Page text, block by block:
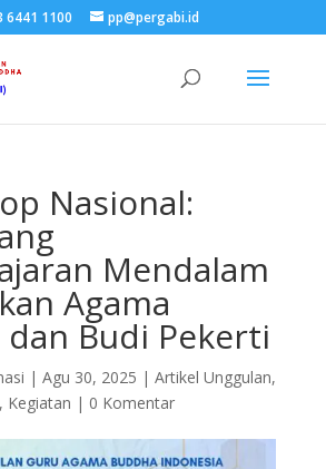
6441 1100 pp@pergabi.id
Nasional:
Mendalam
Agama
dan Budi Pekerti
| Agu 30, 2025 | Artikel Unggulan,
, Kegiatan | 0 Komentar